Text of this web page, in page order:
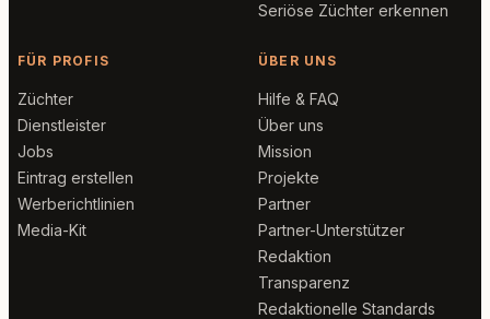
Seriöse Züchter erkennen
FÜR PROFIS
Züchter
Dienstleister
Jobs
Eintrag erstellen
Werberichtlinien
Media-Kit
ÜBER UNS
Hilfe & FAQ
Über uns
Mission
Projekte
Partner
Partner-Unterstützer
Redaktion
Transparenz
Redaktionelle Standards